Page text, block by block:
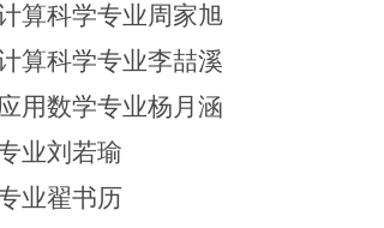
算科学专业周家旭
算科学专业李喆溪
用数学专业杨月涵
业刘若瑜
业翟书历